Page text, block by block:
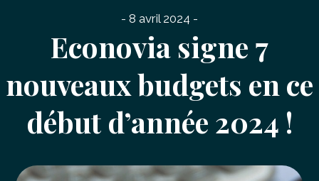
- 8 avril 2024 -
Econovia signe 7
nouveaux budgets en ce
début d’année 2024 !